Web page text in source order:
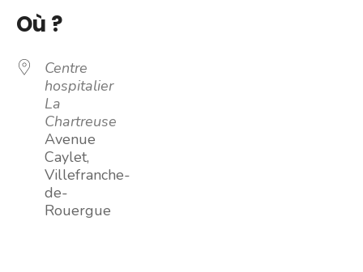
Où ?
Centre
hospitalier
La
Chartreuse
Avenue
Caylet,
Villefranche-
de-
Rouergue